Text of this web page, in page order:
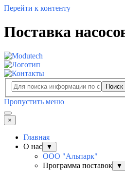
Перейти к контенту
Поставка
Поиск
Пропустить меню
×
Главная
О нас
▼
ООО "Альпарк"
Программа поставок
▼